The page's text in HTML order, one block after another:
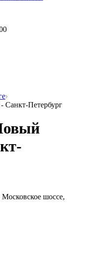
Санкт-Петербург
шоссе,